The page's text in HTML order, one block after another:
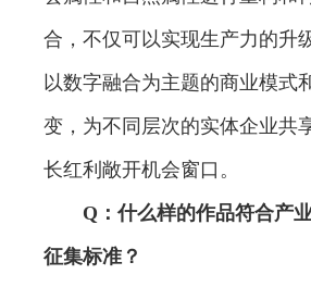
合，不仅可以实现生产力的升
以数字融合为主题的商业模式
变，为不同层次的实体企业共
长红利敞开机会窗口。
Q：什么样的作品符合产
征集标准？